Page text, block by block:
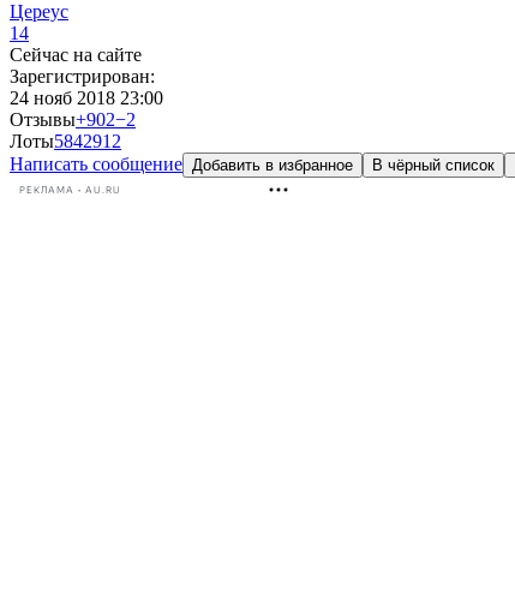
Цереус
14
Сейчас на сайте
Зарегистрирован:
24 нояб 2018 23:00
Отзывы+902−2
Лоты5842912
Написать сообщение Добавить в избранное В чёрный список
РЕКЛАМА • AU.RU